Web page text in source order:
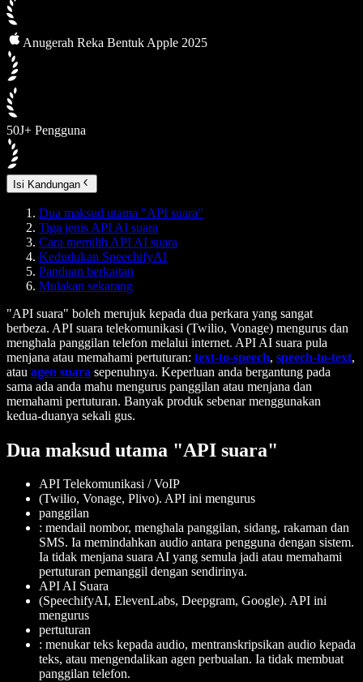
Anugerah Reka Bentuk Apple 2025
50J+ Pengguna
Isi Kandungan
Dua maksud utama "API suara"
Tiga jenis API AI suara
Cara memilih API AI suara
Kedudukan SpeechifyAI
Panduan berkaitan
Mulakan sekarang
"API suara" boleh merujuk kepada dua perkara yang sangat
berbeza. API suara telekomunikasi (Twilio, Vonage) mengurus dan
menghala panggilan telefon melalui internet. API AI suara pula
menjana atau memahami pertuturan: text-to-speech, speech-to-text,
atau agen suara sepenuhnya. Keperluan anda bergantung pada
sama ada anda mahu mengurus panggilan atau menjana dan
memahami pertuturan. Banyak produk sebenar menggunakan
kedua-duanya sekali gus.
Dua maksud utama "API suara"
API Telekomunikasi / VoIP
(Twilio, Vonage, Plivo). API ini mengurus
panggilan
: mendail nombor, menghala panggilan, sidang, rakaman dan
SMS. Ia memindahkan audio antara pengguna dengan sistem.
Ia tidak menjana suara AI yang semula jadi atau memahami
pertuturan pemanggil dengan sendirinya.
API AI Suara
(SpeechifyAI, ElevenLabs, Deepgram, Google). API ini
mengurus
pertuturan
: menukar teks kepada audio, mentranskripsikan audio kepada
teks, atau mengendalikan agen perbualan. Ia tidak membuat
panggilan telefon.